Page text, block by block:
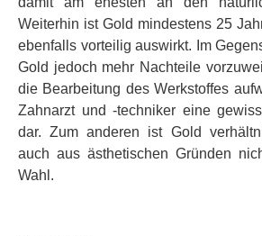
Weiterhin ist Gold mindestens 25
ebenfalls vorteilig auswirkt. Im
Gold jedoch mehr Nachteile
die Bearbeitung des Werkstoffes
Zahnarzt und -techniker eine
dar. Zum anderen ist Gold
auch aus ästhetischen Gründen
Wahl.